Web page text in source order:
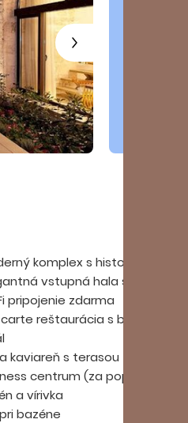
komplex s historickými
vstupná hala s recepciou
pripojenie zdarma
reštaurácia s bohatým
kaviareň s terasou
centrum (za poplatok)
a vírivka
bazéne